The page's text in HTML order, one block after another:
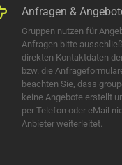
Anfragen &
Gruppen nutzen für
Anfragen bitte
direkten Kontaktdaten
bzw. die
beachten Sie, dass
keine Angebote erstellt
per Telefon oder eMail
Anbieter weiterleitet.